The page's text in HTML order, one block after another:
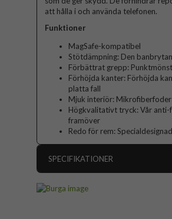
att hålla i och använda telefonen.
Funktioner
MagSafe-kompatibel
Stötdämpning: Den
Förbättrat grepp:
Förhöjda kanter: Förhöjda
platta fall
Mjuk interiör:
Högkvalitativt tryck: Vår anti-
framöver
Redo för rem:
SPECIFIKATIONER